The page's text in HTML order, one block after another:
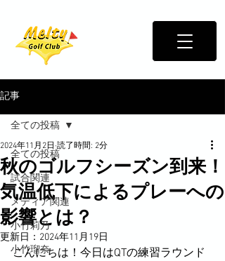
記事
全ての投稿
試合関連
メディア関連
小竹莉乃
小竹瑠奈
全ての投稿
秋のゴルフシーズン到来！
気温低下によるプレーへの
影響とは？
2024年11月2日 読了時間: 2分
更新日： 2024年11月19日
こんにちは！今日はQTの練習ラウンド